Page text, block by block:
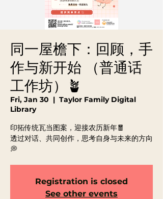
同一屋檐下：回顾，手
作与新开始 （普通话
工作坊）🪴
Fri, Jan 30
  |
Taylor Family Digital
Library
印拓传统瓦当图案，迎接农历新年🧧
透过对话、共同创作，思考自身与未来的方向
💭
Registration is closed
See other events